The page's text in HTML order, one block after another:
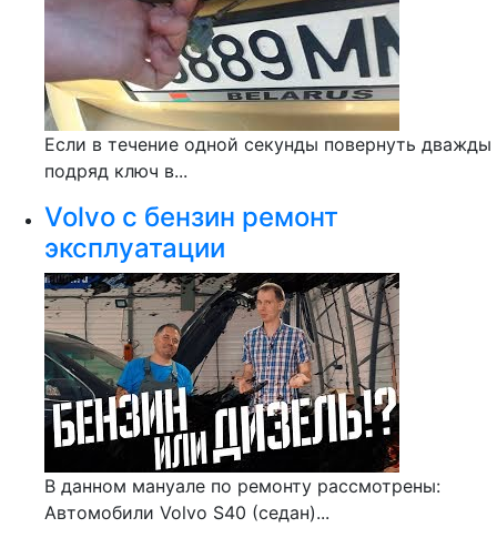
Если в течение одной секунды повернуть дважды
подряд ключ в...
Volvo c бензин ремонт
эксплуатации
В данном мануале по ремонту рассмотрены:
Автомобили Volvo S40 (седан)...